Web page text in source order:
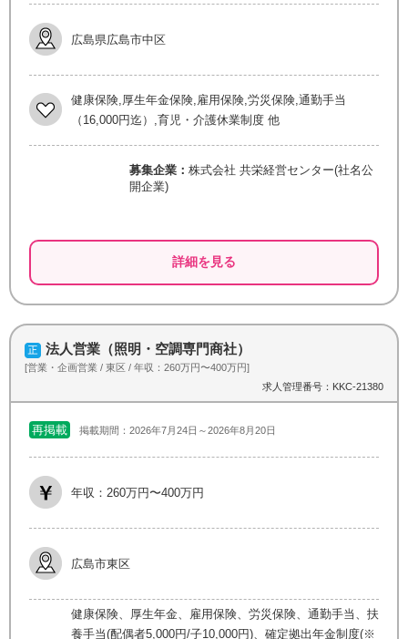
広島県広島市中区
健康保険,厚生年金保険,雇用保険,労災保険,通勤手当
（16,000円迄）,育児・介護休業制度 他
募集企業： 株式会社 共栄経営センター(社名公
開企業)
詳細を見る
法人営業（照明・空調専門商社）
[営業・企画営業 / 東区 / 年収：260万円〜400万円]
求人管理番号：KKC-21380
再掲載 掲載期間：2026年7月24日～2026年8月20日
年収：260万円〜400万円
広島市東区
健康保険、厚生年金、雇用保険、労災保険、通勤手当、扶
養手当(配偶者5,000円/子10,000円)、確定拠出年金制度(※